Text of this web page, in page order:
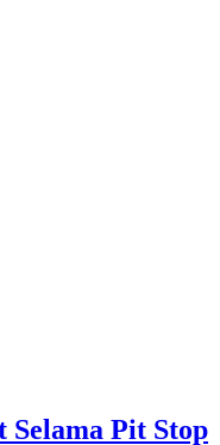
Pit Stop